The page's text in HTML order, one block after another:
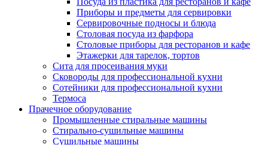
Приборы и предметы для сервировки
Сервировочные подносы и блюда
Столовая посуда из фарфора
Столовые приборы для ресторанов и кафе
Этажерки для тарелок, тортов
Сита для просеивания муки
Сковороды для профессиональной кухни
Сотейники для профессиональной кухни
Термоса
Прачечное оборудование
Промышленные стиральные машины
Стирально-сушильные машины
Сушильные машины